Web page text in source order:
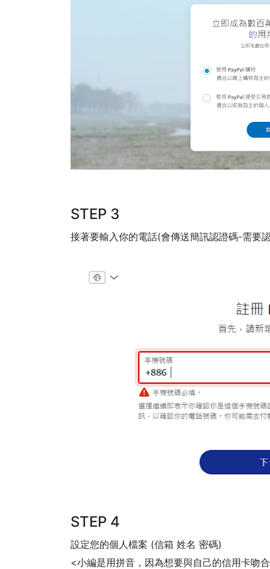
STEP 3
接著要輸入你的電話(會傳送簡訊認證碼-需要
STEP 4
設定您的個人檔案 (信箱 姓名 密碼)
<小編是用拼音，因為想要與自己的信用卡吻